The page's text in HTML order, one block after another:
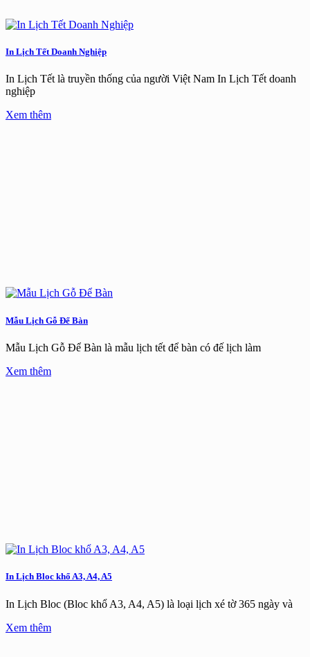
In Lịch Tết Doanh Nghiệp
In Lịch Tết là truyền thống của người Việt Nam In Lịch Tết doanh
nghiệp
Xem thêm
Mẫu Lịch Gỗ Để Bàn
Mẫu Lịch Gỗ Để Bàn là mẫu lịch tết để bàn có đế lịch làm
Xem thêm
In Lịch Bloc khổ A3, A4, A5
In Lịch Bloc (Bloc khổ A3, A4, A5) là loại lịch xé tờ 365 ngày và
Xem thêm